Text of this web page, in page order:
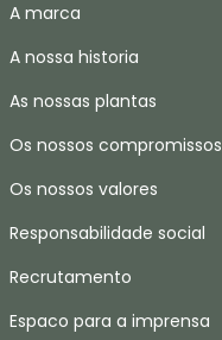
A marca
A nossa historia
As nossas plantas
Os nossos compromissos
Os nossos valores
Responsabilidade social
Recrutamento
Espaco para a imprensa